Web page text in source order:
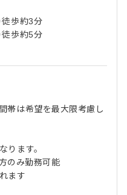
徒歩約3分
徒歩約5分
帯は希望を最大限考慮し
ります。
のみ勤務可能
ます